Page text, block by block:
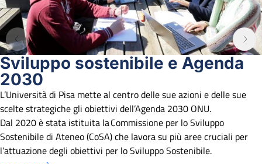
Sviluppo sostenibile e Agenda
2030
L’Università di Pisa mette al centro delle sue azioni e delle sue
scelte strategiche gli obiettivi dell’Agenda 2030 ONU.
Dal 2020 è stata istituita la Commissione per lo Sviluppo
Sostenibile di Ateneo (CoSA) che lavora su più aree cruciali per
l’attuazione degli obiettivi per lo Sviluppo Sostenibile.